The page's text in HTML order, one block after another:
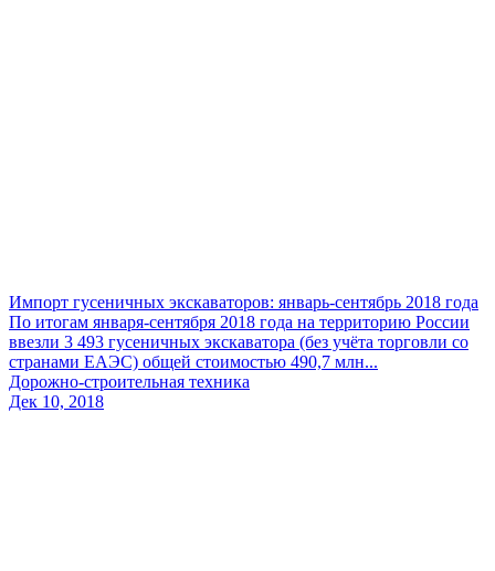
Импорт гусеничных экскаваторов: январь-сентябрь 2018 года
По итогам января-сентября 2018 года на территорию России
ввезли 3 493 гусеничных экскаватора (без учёта торговли со
странами ЕАЭС) общей стоимостью 490,7 млн...
Дорожно-строительная техника
Дек 10, 2018